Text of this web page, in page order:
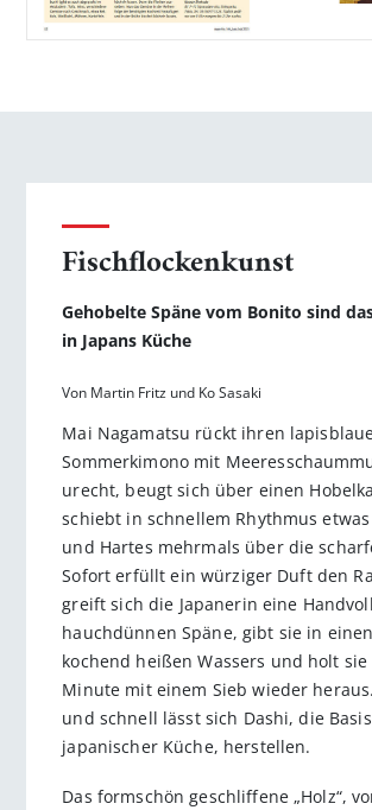
Fischflockenkunst
Gehobelte Späne vom Bonito sind
in Japans Küche
Von Martin Fritz und Ko Sasaki
Mai Nagamatsu rückt ihren
Sommerkimono mit
urecht, beugt sich über einen
schiebt in schnellem Rhythmus
und Hartes mehrmals über die
Sofort erfüllt ein würziger Duft den
greift sich die Japanerin eine
hauchdünnen Späne, gibt sie in
kochend heißen Wassers und holt
Minute mit einem Sieb wieder
und schnell lässt sich Dashi, die
japanischer Küche, herstellen.
Das formschön geschliffene „Holz“,